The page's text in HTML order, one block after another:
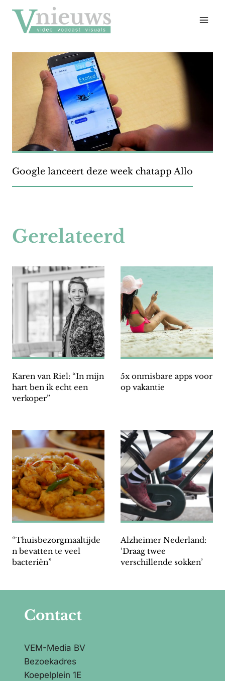
naar
inhoud
Google lanceert deze week chatapp Allo
Gerelateerd
Karen van Riel: “In mijn
hart ben ik echt een
verkoper”
5x onmisbare apps voor
op vakantie
“Thuisbezorgmaaltijde
n bevatten te veel
bacteriën”
Alzheimer Nederland:
‘Draag twee
verschillende sokken’
Contact
VEM-Media BV
Bezoekadres
Koepelplein 1E